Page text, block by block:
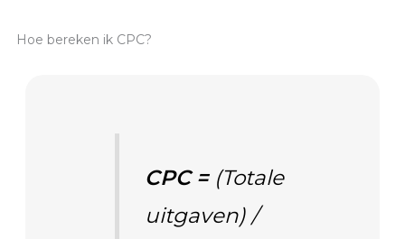
Hoe bereken ik CPC?
CPC = (Totale
uitgaven) /